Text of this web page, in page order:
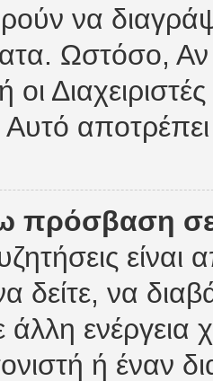
να
Ωστόσο, Αν
οι
πρόσβαση
είναι
δείτε, να
ενέργεια
ή έναν